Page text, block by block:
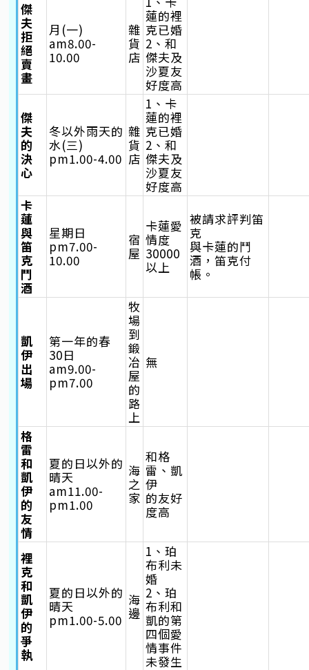
傑
夫
拒
絕
賣
畫
月(一)
am8.00-
10.00
雜
貨
店
蓮的裡
克已婚
2、和
傑夫及
沙夏友
好度高
傑
夫
的
決
心
冬以外雨天的
水(三)
pm1.00-4.00
雜
貨
店
1、卡
蓮的裡
克已婚
2、和
傑夫及
沙夏友
好度高
卡
蓮
與
笛
克
鬥
酒
星期日
pm7.00-
10.00
宿
屋
卡蓮愛
情度
30000
以上
被請求評判笛
克
與卡蓮的鬥
酒，笛克付
帳。
凱
伊
出
場
第一年的春
30日
am9.00-
pm7.00
牧
場
到
鍛
冶
屋
的
路
上
無
格
雷
和
凱
伊
的
友
情
夏的日以外的
晴天
am11.00-
pm1.00
海
之
家
和格
雷、凱
伊
的友好
度高
裡
克
和
凱
伊
的
爭
執
夏的日以外的
晴天
pm1.00-5.00
海
邊
1、珀
布利未
婚
2、珀
布利和
凱的第
四個愛
情事件
未發生